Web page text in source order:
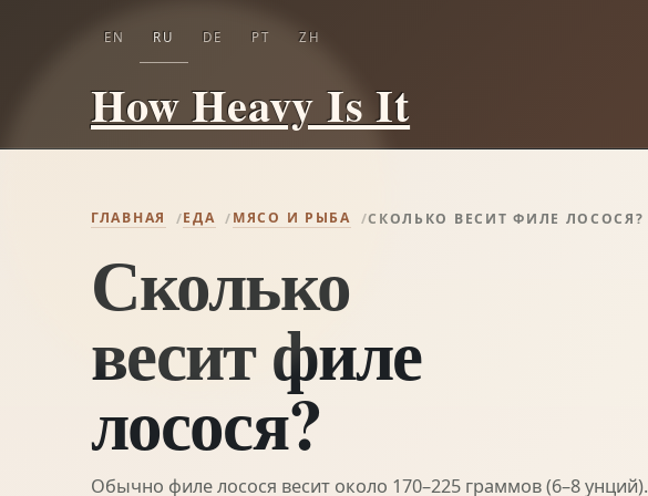
How Heavy Is It
EN RU DE PT ZH
ГЛАВНАЯ ЕДА МЯСО И РЫБА СКОЛЬКО ВЕСИТ ФИЛЕ ЛОСОСЯ?
Сколько
весит филе
лосося?
Обычно филе лосося весит около 170–225 граммов (6–8 унций).